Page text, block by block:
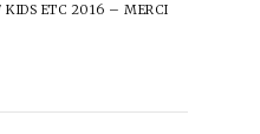
ETC 2016 – MERCI